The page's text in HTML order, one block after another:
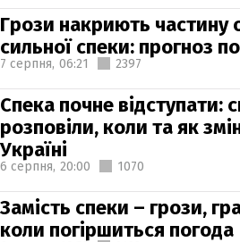
Грози накриють частину
сильної спеки: прогноз
7 серпня, 06:21 2397
Спека почне відступати:
розповіли, коли та як
Україні
6 серпня, 20:00 1070
Замість спеки – грози,
коли погіршиться погода